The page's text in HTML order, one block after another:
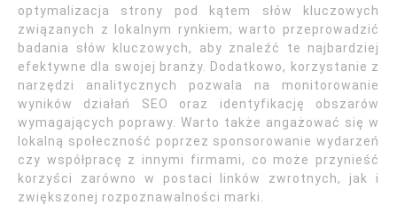
optymalizacja strony pod kątem słów kluczowych
związanych z lokalnym rynkiem; warto przeprowadzić
badania słów kluczowych, aby znaleźć te najbardziej
efektywne dla swojej branży. Dodatkowo, korzystanie z
narzędzi analitycznych pozwala na monitorowanie
wyników działań SEO oraz identyfikację obszarów
wymagających poprawy. Warto także angażować się w
lokalną społeczność poprzez sponsorowanie wydarzeń
czy współpracę z innymi firmami, co może przynieść
korzyści zarówno w postaci linków zwrotnych, jak i
zwiększonej rozpoznawalności marki.